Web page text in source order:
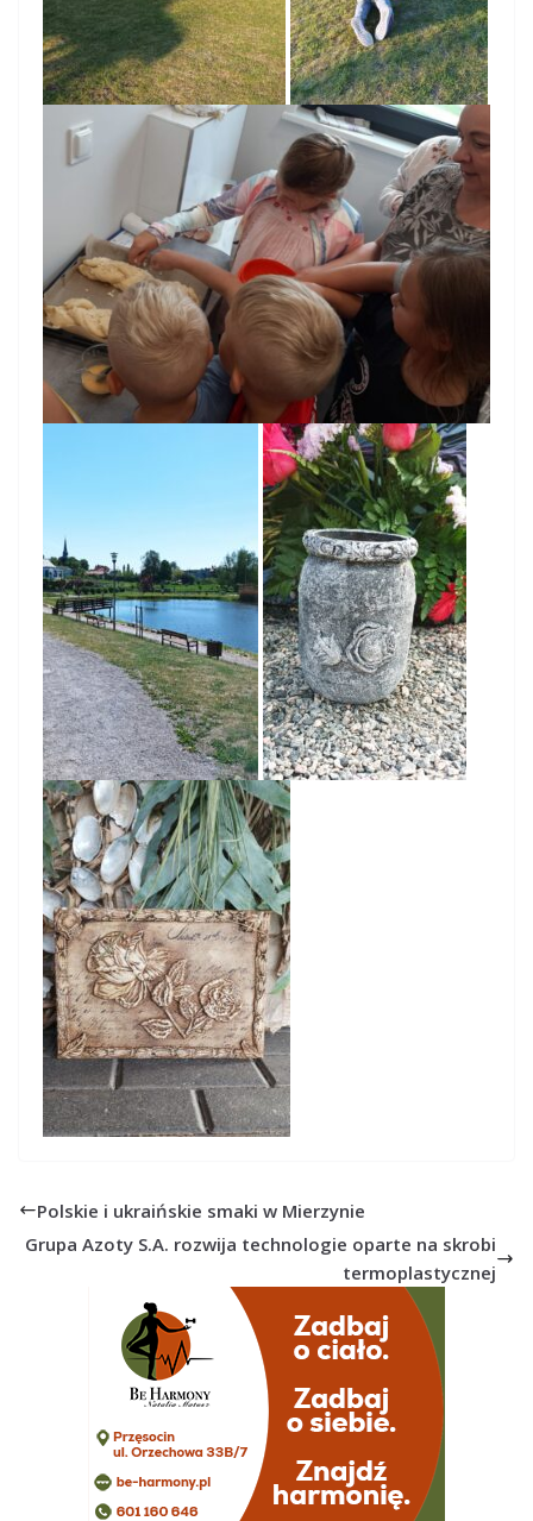
Polskie i ukraińskie smaki w Mierzynie
Grupa Azoty S.A. rozwija technologie oparte na skrobi
termoplastycznej